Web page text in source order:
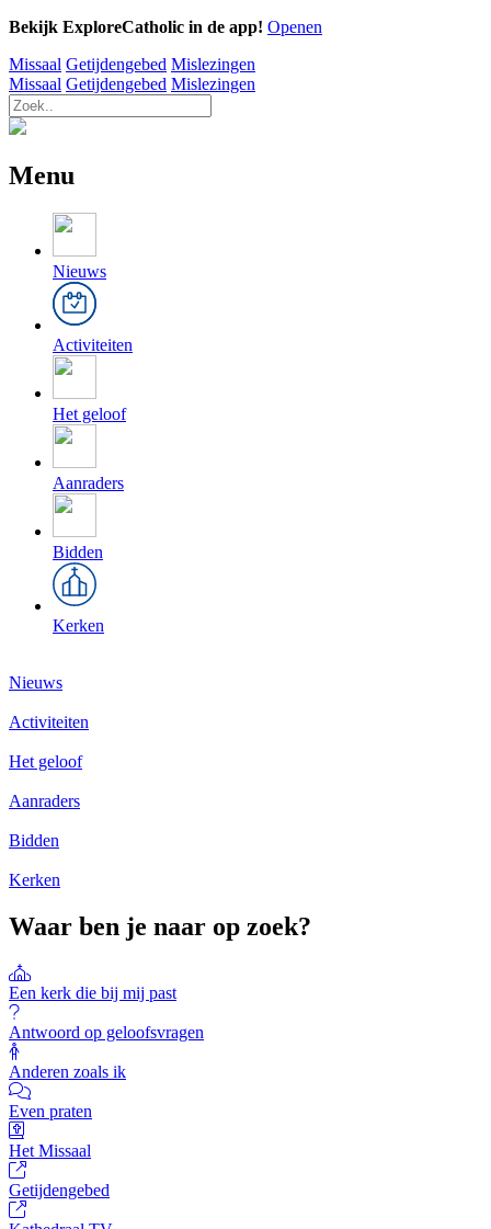
Bekijk ExploreCatholic in de app! Openen
Missaal Getijdengebed Mislezingen
Missaal Getijdengebed Mislezingen
Menu
Nieuws
Activiteiten
Het geloof
Aanraders
Bidden
Kerken
Nieuws
Activiteiten
Het geloof
Aanraders
Bidden
Kerken
Waar ben je naar op zoek?
Een kerk die bij mij past
Antwoord op geloofsvragen
Anderen zoals ik
Even praten
Het Missaal
Getijdengebed